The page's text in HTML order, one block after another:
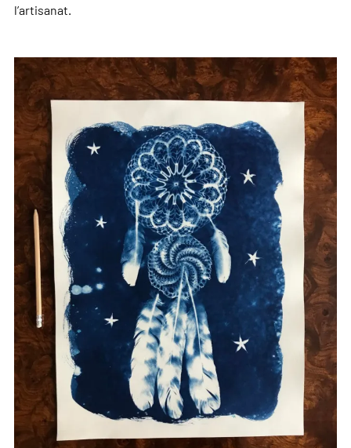
l’artisanat.